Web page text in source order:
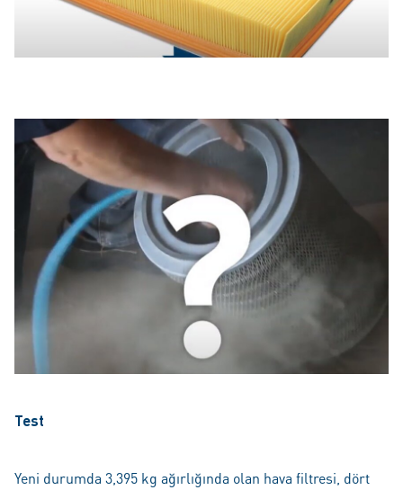
Test
Yeni durumda 3,395 kg ağırlığında olan hava filtresi, dört